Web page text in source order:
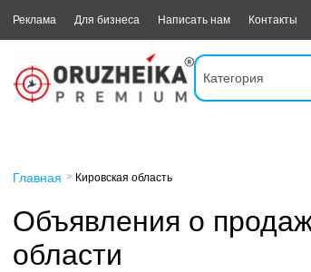
Реклама Для бизнеса Написать нам Контакты
Категория
Главная Кировская область
Объявления о
области